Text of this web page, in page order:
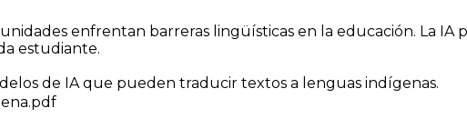
enfrentan barreras lingüísticas en la educación. La
estudiante.
de IA que pueden traducir textos a lenguas indígenas.